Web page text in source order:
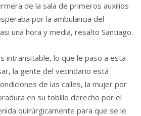
de la sala de primeros auxilios
por la ambulancia del
una hora y media, resalto Santiago.
intransitable, lo que le paso a esta
la gente del vecindario está
de las calles, la mujer por
en su tobillo derecho por el
quirúrgicamente para que se le